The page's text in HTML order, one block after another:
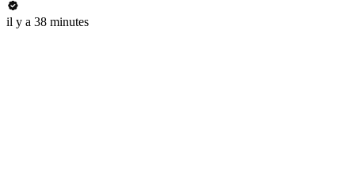
il y a 38 minutes